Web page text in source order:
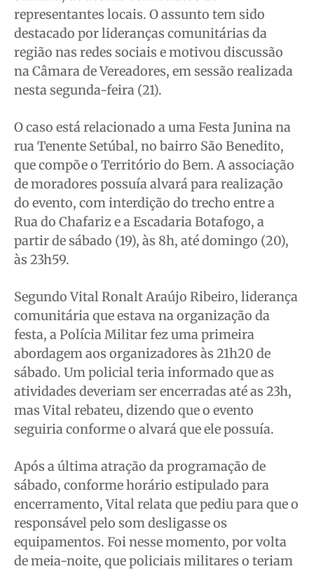
Quem Somos
Expediente
Termos de Uso
Privacidade
Quem Somos
Expediente
Termos de Uso
Privacidade
Quem Somos
Expediente
Termos de Uso
Privacidade
Quem Somos
Expediente
Termos de Uso
Privacidade
representantes locais. O assunto tem sido
destacado por lideranças comunitárias da
região nas redes sociais e motivou discussão
na Câmara de Vereadores, em sessão realizada
nesta segunda-feira (21).
O caso está relacionado a uma Festa Junina na
rua Tenente Setúbal, no bairro São Benedito,
que compõe o Território do Bem. A associação
de moradores possuía alvará para realização
do evento, com interdição do trecho entre a
Rua do Chafariz e a Escadaria Botafogo, a
partir de sábado (19), às 8h, até domingo (20),
às 23h59.
Segundo Vital Ronalt Araújo Ribeiro, liderança
comunitária que estava na organização da
festa, a Polícia Militar fez uma primeira
abordagem aos organizadores às 21h20 de
sábado. Um policial teria informado que as
atividades deveriam ser encerradas até as 23h,
mas Vital rebateu, dizendo que o evento
seguiria conforme o alvará que ele possuía.
Após a última atração da programação de
sábado, conforme horário estipulado para
encerramento, Vital relata que pediu para que o
responsável pelo som desligasse os
equipamentos. Foi nesse momento, por volta
de meia-noite, que policiais militares o teriam